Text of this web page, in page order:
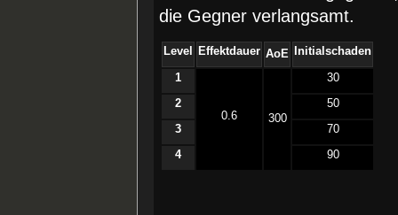
die Gegner verlangsamt.
Level Effektdauer AoE Initialschaden
1
0.6 300
30
2 50
3 70
4 90